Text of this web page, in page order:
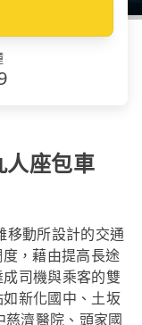
座包車
動所設計的交通
，藉由提高長途
司機與乘客的雙
新化國中、土坂
濟醫院、頭家國